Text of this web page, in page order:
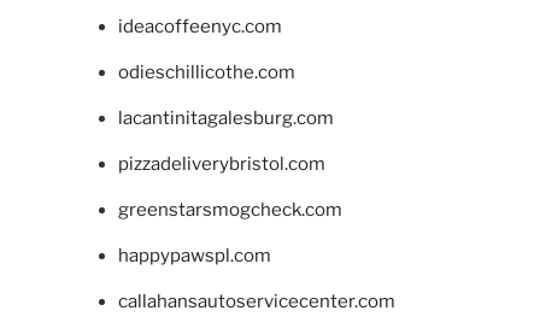
ideacoffeenyc.com
odieschillicothe.com
lacantinitagalesburg.com
pizzadeliverybristol.com
greenstarsmogcheck.com
happypawspl.com
callahansautoservicecenter.com